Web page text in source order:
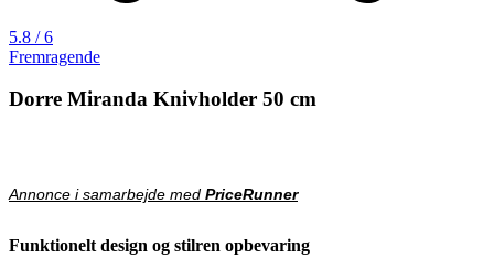
5.8 / 6
Fremragende
Dorre Miranda Knivholder 50 cm
Annonce i samarbejde med PriceRunner
Funktionelt design og stilren opbevaring